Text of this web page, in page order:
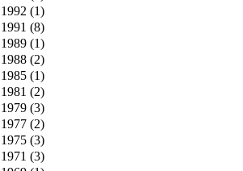
1992 (1)
1991 (8)
1989 (1)
1988 (2)
1985 (1)
1981 (2)
1979 (3)
1977 (2)
1975 (3)
1971 (3)